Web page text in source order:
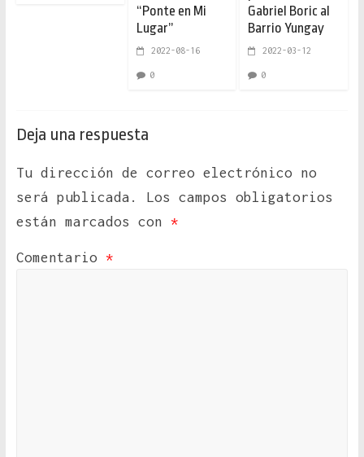
“Ponte en Mi
Lugar”
2022-08-16
0
Gabriel Boric al
Barrio Yungay
2022-03-12
0
Deja una respuesta
Tu dirección de correo electrónico no
será publicada.
Los campos obligatorios
están marcados con *
Comentario *